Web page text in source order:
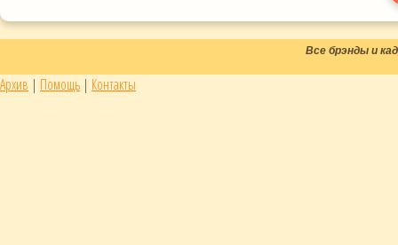
Все брэнды и
Архив | Помощь | Контакты